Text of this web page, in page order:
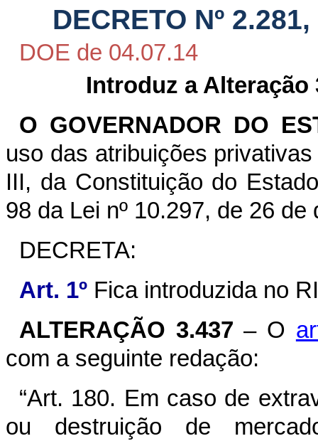
DECRETO Nº
DOE de 04.07.14
Introduz a Alteração
O GOVERNADOR DO
uso das atribuições
III, da Constituição do
98 da Lei nº 10.297, de 26
DECRETA:
Art. 1ºFica introduzida no
ALTERAÇÃO 3.437 – O
com a seguinte redação:
“Art. 180. Em caso de
ou destruição de